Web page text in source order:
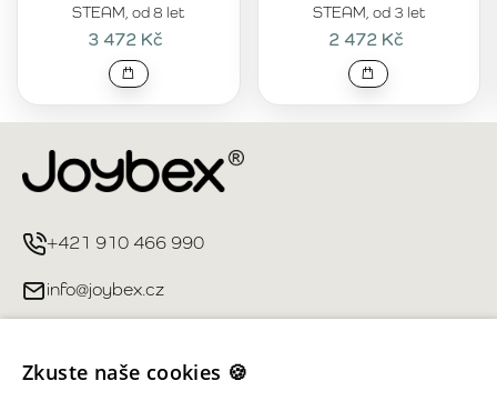
STEAM, od 8 let
3 472 Kč
STEAM, od 3 let
2 472 Kč
+421 910 466 990
info@joybex.cz
Zkuste naše cookies 🍪